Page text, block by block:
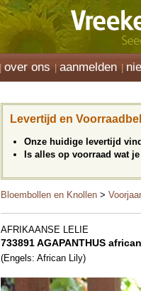
over ons aanmelden
Levertijd en
Onze huidige levertijd
Is alles op voorraad wat
Bloembollen en Knollen >
AFRIKAANSE LELIE
733891 AGAPANTHUS
(Engels: African Lily)